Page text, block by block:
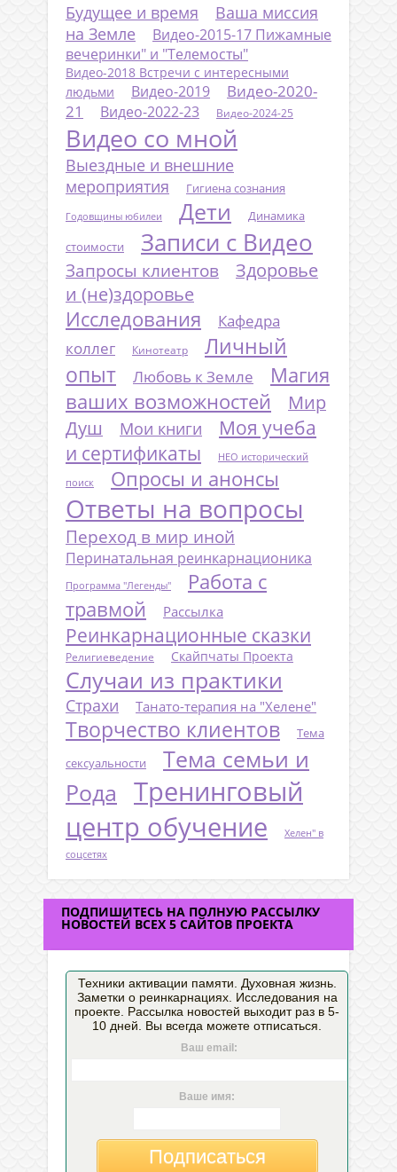
Будущее и время
Ваша миссия
на Земле
Видео-2015-17 Пижамные
вечеринки" и "Телемосты"
Видео-2018 Встречи с интересными
людьми
Видео-2019
Видео-2020-
21
Видео-2022-23 Видео-2024-25
Видео со мной
Выездные и внешние
мероприятия
Гигиена сознания
Годовщины юбилеи Дети
Динамика
стоимости
Записи с Видео
Запросы клиентов
Здоровье
и (не)здоровье
Исследования
Кафедра
коллег
Кинотеатр
Личный
опыт
Любовь к Земле
Магия
ваших возможностей
Мир
Душ
Мои книги
Моя учеба
и сертификаты
НЕО исторический
поиск Опросы и анонсы
Ответы на вопросы
Переход в мир иной
Перинатальная реинкарнационика
Программа "Легенды"
Работа с
травмой
Рассылка
Реинкарнационные сказки
Религиеведение Скайпчаты Проекта
Случаи из практики
Страхи Танато-терапия на "Хелене"
Творчество клиентов
Тема
сексуальности
Тема семьи и
Рода
Тренинговый
центр обучение
Хелен" в
соцсетях
ПОДПИШИТЕСЬ НА ПОЛНУЮ РАССЫЛКУ
НОВОСТЕЙ ВСЕХ 5 САЙТОВ ПРОЕКТА
Техники активации памяти. Духовная жизнь.
Заметки о реинкарнациях. Исследования на
проекте. Рассылка новостей выходит раз в 5-
10 дней. Вы всегда можете отписаться.
Ваш email:
Ваше имя:
Подписаться